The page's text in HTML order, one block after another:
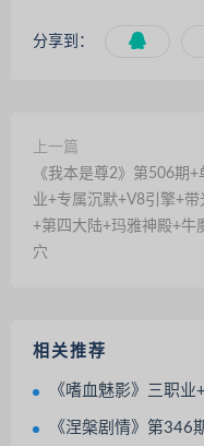
分享到：
上一篇
《我本是尊2》第506期+
业+专属沉默+V8引擎+带
+第四大陆+玛雅神殿+牛
穴
相关推荐
《嗜血魅影》三职
《涅槃剧情》第346